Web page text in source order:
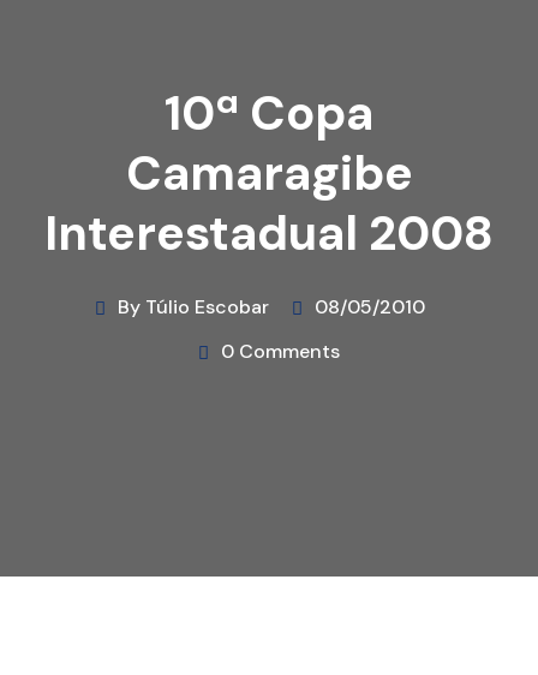
10ª Copa
Camaragibe
Interestadual 2008
By Túlio Escobar
08/05/2010
0 Comments